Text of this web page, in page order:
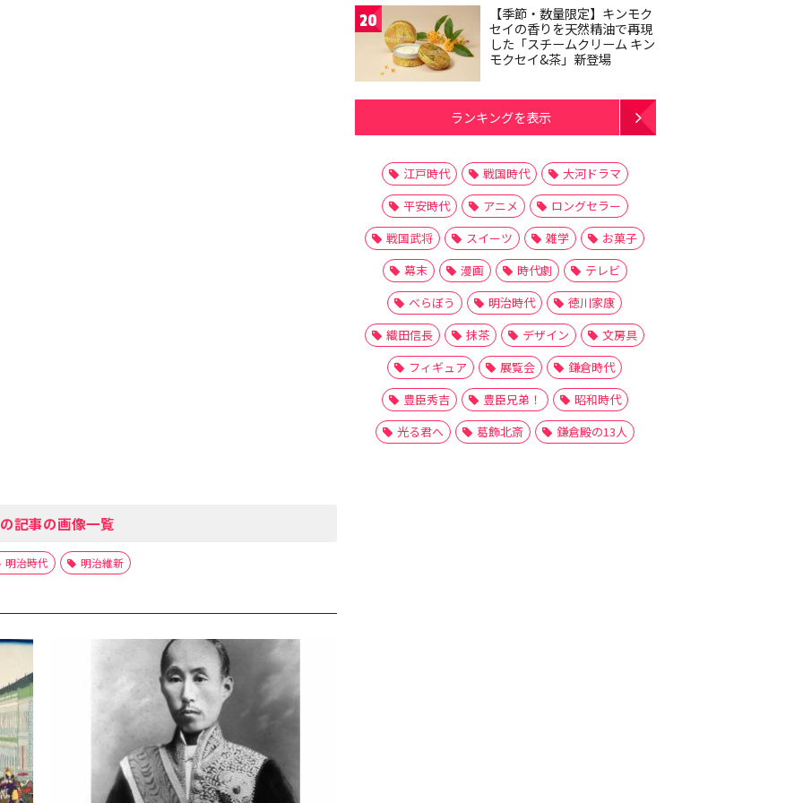
記事の画像一覧
明治時代 明治維新
20
【季節・数量限定】キンモク
セイの香りを天然精油で再現
した「スチームクリーム キン
モクセイ&茶」新登場
ランキングを表示
江戸時代 戦国時代
大河ドラマ
平安時代
アニメ
ロングセラー
戦国武将
スイーツ 雑学
お菓子
幕末
漫画 時代劇
テレビ
べらぼう
明治時代
徳川家康
織田信長
抹茶 デザイン
文房具
フィギュア
展覧会
鎌倉時代
豊臣秀吉
豊臣兄弟！
昭和時代
光る君へ
葛飾北斎 鎌倉殿の13人